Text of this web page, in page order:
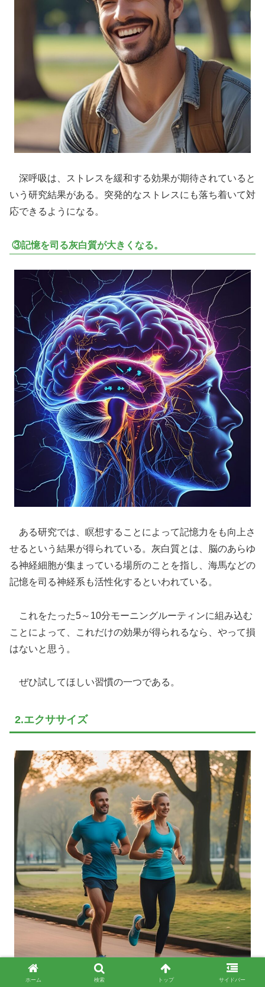
深呼吸は、ストレスを緩和する効果が期待されていると
いう研究結果がある。突発的なストレスにも落ち着いて対
応できるようになる。
③記憶を司る灰白質が大きくなる。
ある研究では、瞑想することによって記憶力をも向上さ
せるという結果が得られている。灰白質とは、脳のあらゆ
る神経細胞が集まっている場所のことを指し、海馬などの
記憶を司る神経系も活性化するといわれている。
これをたった5～10分モーニングルーティンに組み込む
ことによって、これだけの効果が得られるなら、やって損
はないと思う。
ぜひ試してほしい習慣の一つである。
2.エクササイズ
ホーム 検索 トップ サイドバー